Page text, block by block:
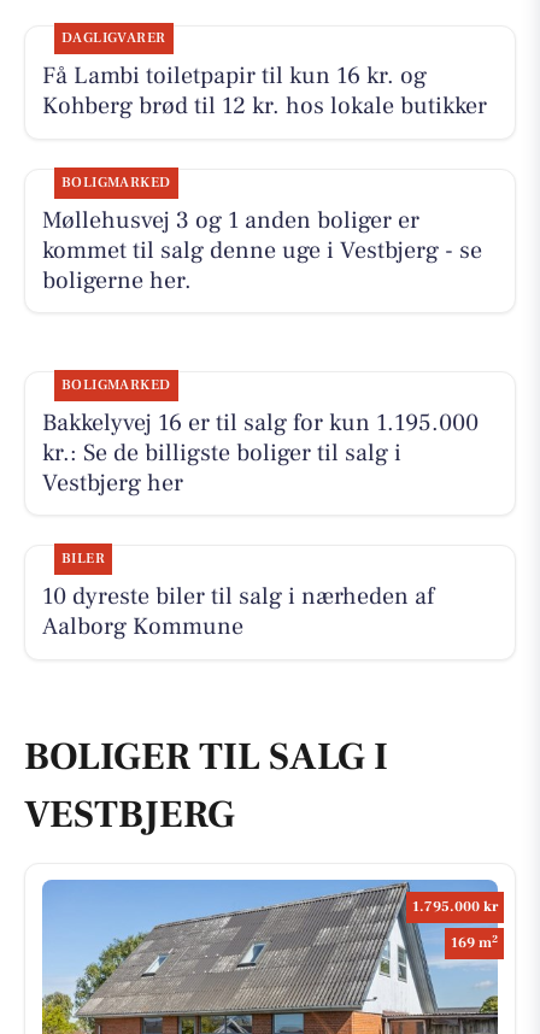
DAGLIGVARER
Få Lambi toiletpapir til kun 16 kr. og
Kohberg brød til 12 kr. hos lokale butikker
BOLIGMARKED
Møllehusvej 3 og 1 anden boliger er
kommet til salg denne uge i Vestbjerg - se
boligerne her.
BOLIGMARKED
Bakkelyvej 16 er til salg for kun 1.195.000
kr.: Se de billigste boliger til salg i
Vestbjerg her
BILER
10 dyreste biler til salg i nærheden af
Aalborg Kommune
BOLIGER TIL SALG I
VESTBJERG
1.795.000 kr
169 m2